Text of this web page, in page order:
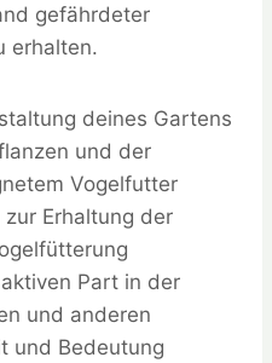
gefährdeter
erhalten.
deines Gartens
und der
Vogelfutter
Erhaltung der
Part in der
und anderen
und Bedeutung